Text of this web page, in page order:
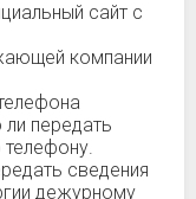
сайт с
компании
передать
телефону.
сведения
дежурному